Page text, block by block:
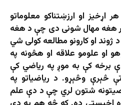
اړخیز او ارزښتناکو معلوماتو
هغه مهال شونی دی چې د هغه
او کارونو مطالعه کولی شي
او علومو علاقه او هڅونه په
برخه کې به موږ په ریاضي کې
څېرې وڅېړو. د ریاضیاتو په
شتون لري چې د دې علم